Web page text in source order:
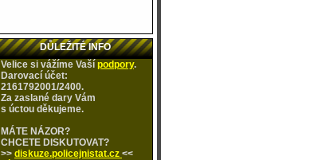
DŮLEŽITÉ INFO
Velice si vážíme Vaší podpory.
Darovací účet:
2161792001/2400.
Za zaslané dary Vám
s úctou děkujeme.
MÁTE NÁZOR?
CHCETE DISKUTOVAT?
>> diskuze.policejnistat.cz <<